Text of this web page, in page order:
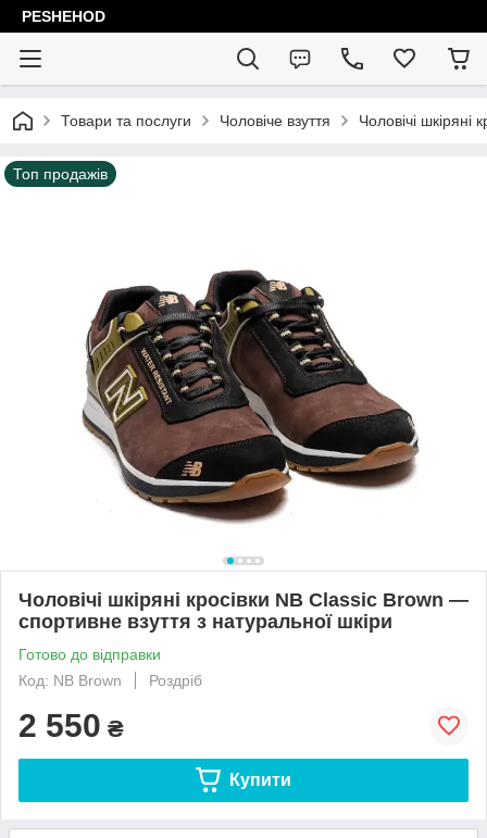
PESHEHOD
Товари та послуги Чоловіче взуття Чоловічі шкіряні
Топ продажів
Чоловічі шкіряні кросівки NB Classic Brown —
спортивне взуття з натуральної шкіри
Готово до відправки
Код: NB Brown
Роздріб
2 550 ₴
Купити